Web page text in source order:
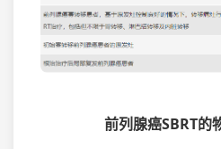
前列腺癌SBRT的